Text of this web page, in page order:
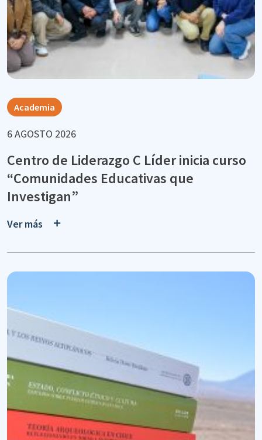
Academia
6 AGOSTO 2026
Centro de Liderazgo C Líder inicia curso
“Comunidades Educativas que
Investigan”
Ver más